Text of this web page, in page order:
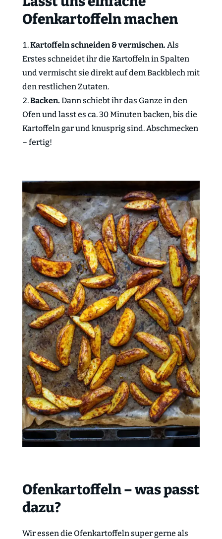
Ofenkartoffeln machen
Kartoffeln schneiden & vermischen. Als
Erstes schneidet ihr die Kartoffeln in Spalten
und vermischt sie direkt auf dem Backblech mit
den restlichen Zutaten.
Backen. Dann schiebt ihr das Ganze in den
Ofen und lasst es ca. 30 Minuten backen, bis die
Kartoffeln gar und knusprig sind. Abschmecken
– fertig!
Ofenkartoffeln – was passt
dazu?
Wir essen die Ofenkartoffeln super gerne als